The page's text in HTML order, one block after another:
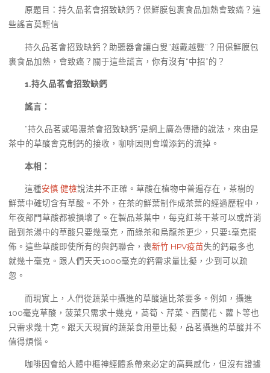
原題目：持久品茗會招致缺鈣？保鮮膜包裹食品加熱會致癌？這
些謠言莫輕信
持久品茗會招致缺鈣？助聽器會讓白叟“越戴越聾”？用保鮮膜包
裹食品加熱，會致癌？關于這些謊言，你有沒有“中招”的？
1.持久品茗會招致缺鈣
謠言：
“持久品茗或喝濃茶會招致缺鈣”是網上廣為傳播的說法，來由是
茶中的草酸會克制鈣的接收，咖啡因則會增添鈣的流掉。
本相：
這種安慎 健檢說法并不正確。草酸在植物中普遍存在，茶樹的
鮮葉中確切含有草酸。不外，在茶的鮮葉制作成茶葉的經過歷程中，
年夜部門草酸都被損壞了。在製品茶葉中，每克紅茶干茶可以或許消
融到茶湯中的草酸只要幾毫克，而綠茶和烏龍茶更少，只要1毫克擺
佈。這些草酸即使所有的與鈣聯合，喪新竹 HPV疫苗失的鈣最多也
就幾十毫克。跟人們天天1000毫克的鈣需求量比擬，少到可以疏
忽。
而現實上，人們從蔬菜中攝進的草酸遠比茶要多。例如，攝進
100毫克草酸，菠菜只需求十幾克，萵筍、芹菜、西蘭花、蘿卜等也
只需求幾十克。跟天天現實的蔬菜食用量比擬，品茗攝進的草酸并不
值得煩惱。
咖啡因會給人體中樞神經體系帶來必定的高興感化，但沒有證據